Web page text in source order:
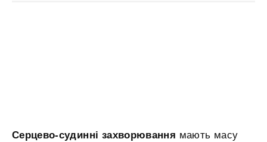
Серцево-судинні захворювання мають масу